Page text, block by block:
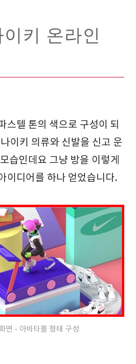
키 온라인
스텔 톤의 색으로 구성이 되
이키 의류와 신발을 신고 운
습인데요 그냥 방을 이렇게
이디어를 하나 얻었습니다.
면 - 아바타몰 형태 구성